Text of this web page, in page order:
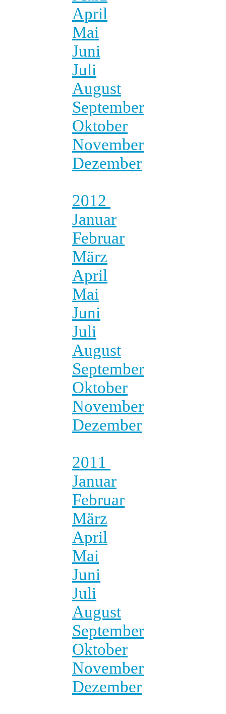
April
Mai
Juni
Juli
August
September
Oktober
November
Dezember
2012
Januar
Februar
März
April
Mai
Juni
Juli
August
September
Oktober
November
Dezember
2011
Januar
Februar
März
April
Mai
Juni
Juli
August
September
Oktober
November
Dezember